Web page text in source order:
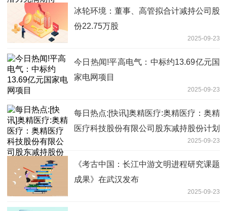
冰轮环境：董事、高管拟合计减持公司股
份22.75万股
2025-09-23
今日热闻!平高电气：中标约13.69亿元国
家电网项目
2025-09-23
每日热点:[快讯]奥精医疗:奥精医疗：奥精
医疗科技股份有限公司股东减持股份计划
2025-09-23
《考古中国：长江中游文明进程研究课题
成果》在武汉发布
2025-09-23